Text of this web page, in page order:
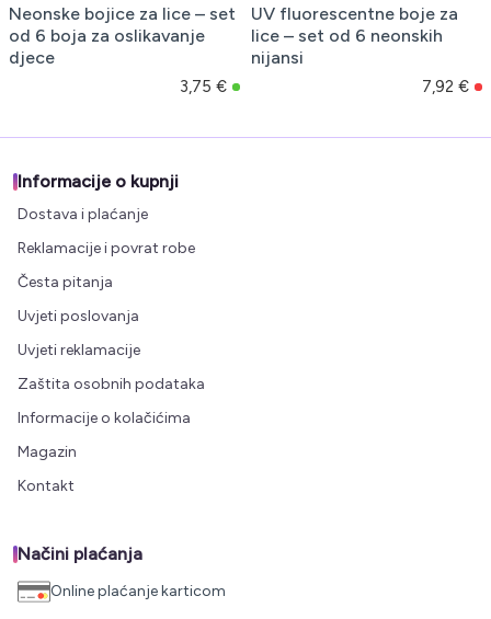
Neonske bojice za lice – set
od 6 boja za oslikavanje
djece
3,75 €
UV fluorescentne boje za
lice – set od 6 neonskih
nijansi
7,92 €
Informacije o kupnji
Dostava i plaćanje
Reklamacije i povrat robe
Česta pitanja
Uvjeti poslovanja
Uvjeti reklamacije
Zaštita osobnih podataka
Informacije o kolačićima
Magazin
Kontakt
Načini plaćanja
Online plaćanje karticom